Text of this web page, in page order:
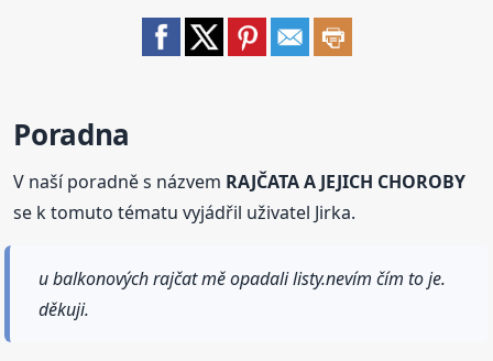
Poradna
V naší poradně s názvem RAJČATA A JEJICH CHOROBY
se k tomuto tématu vyjádřil uživatel Jirka.
u balkonových rajčat mě opadali listy.nevím čím to je.
děkuji.